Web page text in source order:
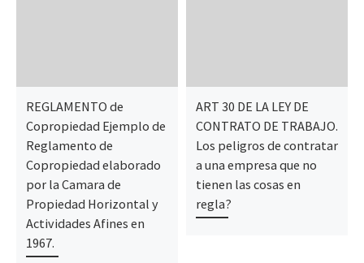
REGLAMENTO de
Copropiedad Ejemplo de
Reglamento de
Copropiedad elaborado
por la Camara de
Propiedad Horizontal y
Actividades Afines en
1967.
ART 30 DE LA LEY DE
CONTRATO DE TRABAJO.
Los peligros de contratar
a una empresa que no
tienen las cosas en
regla?